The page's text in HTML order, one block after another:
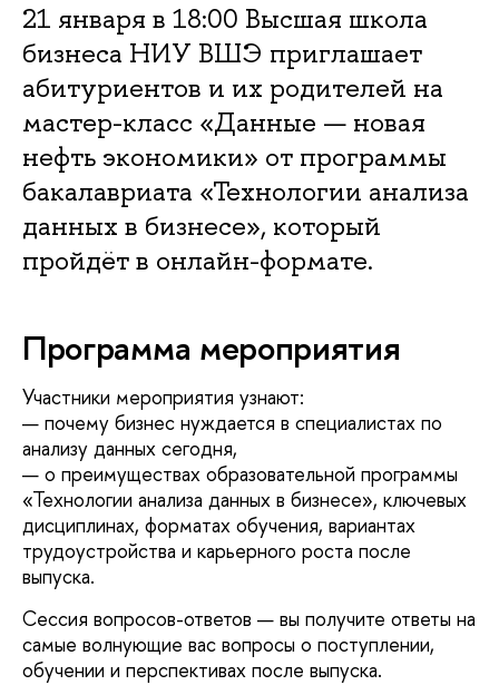
21 января в 18:00 Высшая школа
бизнеса НИУ ВШЭ приглашает
абитуриентов и их родителей на
мастер-класс «Данные — новая
нефть экономики» от программы
бакалавриата «Технологии анализа
данных в бизнесе», который
пройдёт в онлайн-формате.
Программа мероприятия
Участники мероприятия узнают:
— почему бизнес нуждается в специалистах по
анализу данных сегодня,
— о преимуществах образовательной программы
«Технологии анализа данных в бизнесе», ключевых
дисциплинах, форматах обучения, вариантах
трудоустройства и карьерного роста после
выпуска.
Сессия вопросов-ответов — вы получите ответы на
самые волнующие вас вопросы о поступлении,
обучении и перспективах после выпуска.